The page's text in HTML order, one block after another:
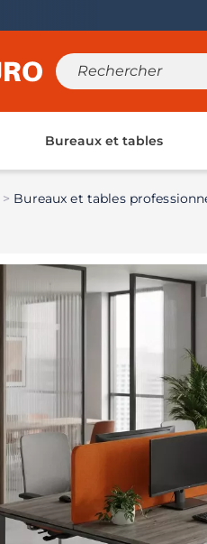
Bureaux et tables
Bureaux et tables